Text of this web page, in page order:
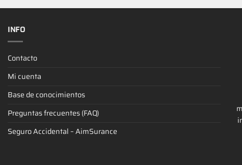
INFO
Contacto
Mi cuenta
Base de conocimientos
Preguntas frecuentes (FAQ)
Seguro Accidental – AimSurance